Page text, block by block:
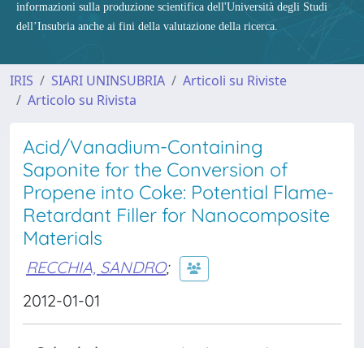
informazioni sulla produzione scientifica dell'Università degli Studi
dell’Insubria anche ai fini della valutazione della ricerca.
IRIS SIARI UNINSUBRIA
Articoli su Riviste
Articolo su Rivista
Acid/Vanadium-Containing
Saponite for the Conversion of
Propene into Coke: Potential Flame-
Retardant Filler for Nanocomposite
Materials
RECCHIA, SANDRO;
2012-01-01